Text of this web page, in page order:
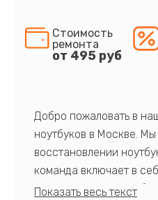
Стоимость
ремонта
от 495 руб
Добро пожаловать в
ноутбуков в Москве.
восстановлении
команда включает в
профессионалов с